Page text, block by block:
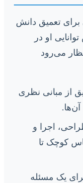
برای تعمیق دانش
او در
می‌رود
از مبانی نظری
آن‌ها.
اجرا و
کوچک تا
یک مسئله